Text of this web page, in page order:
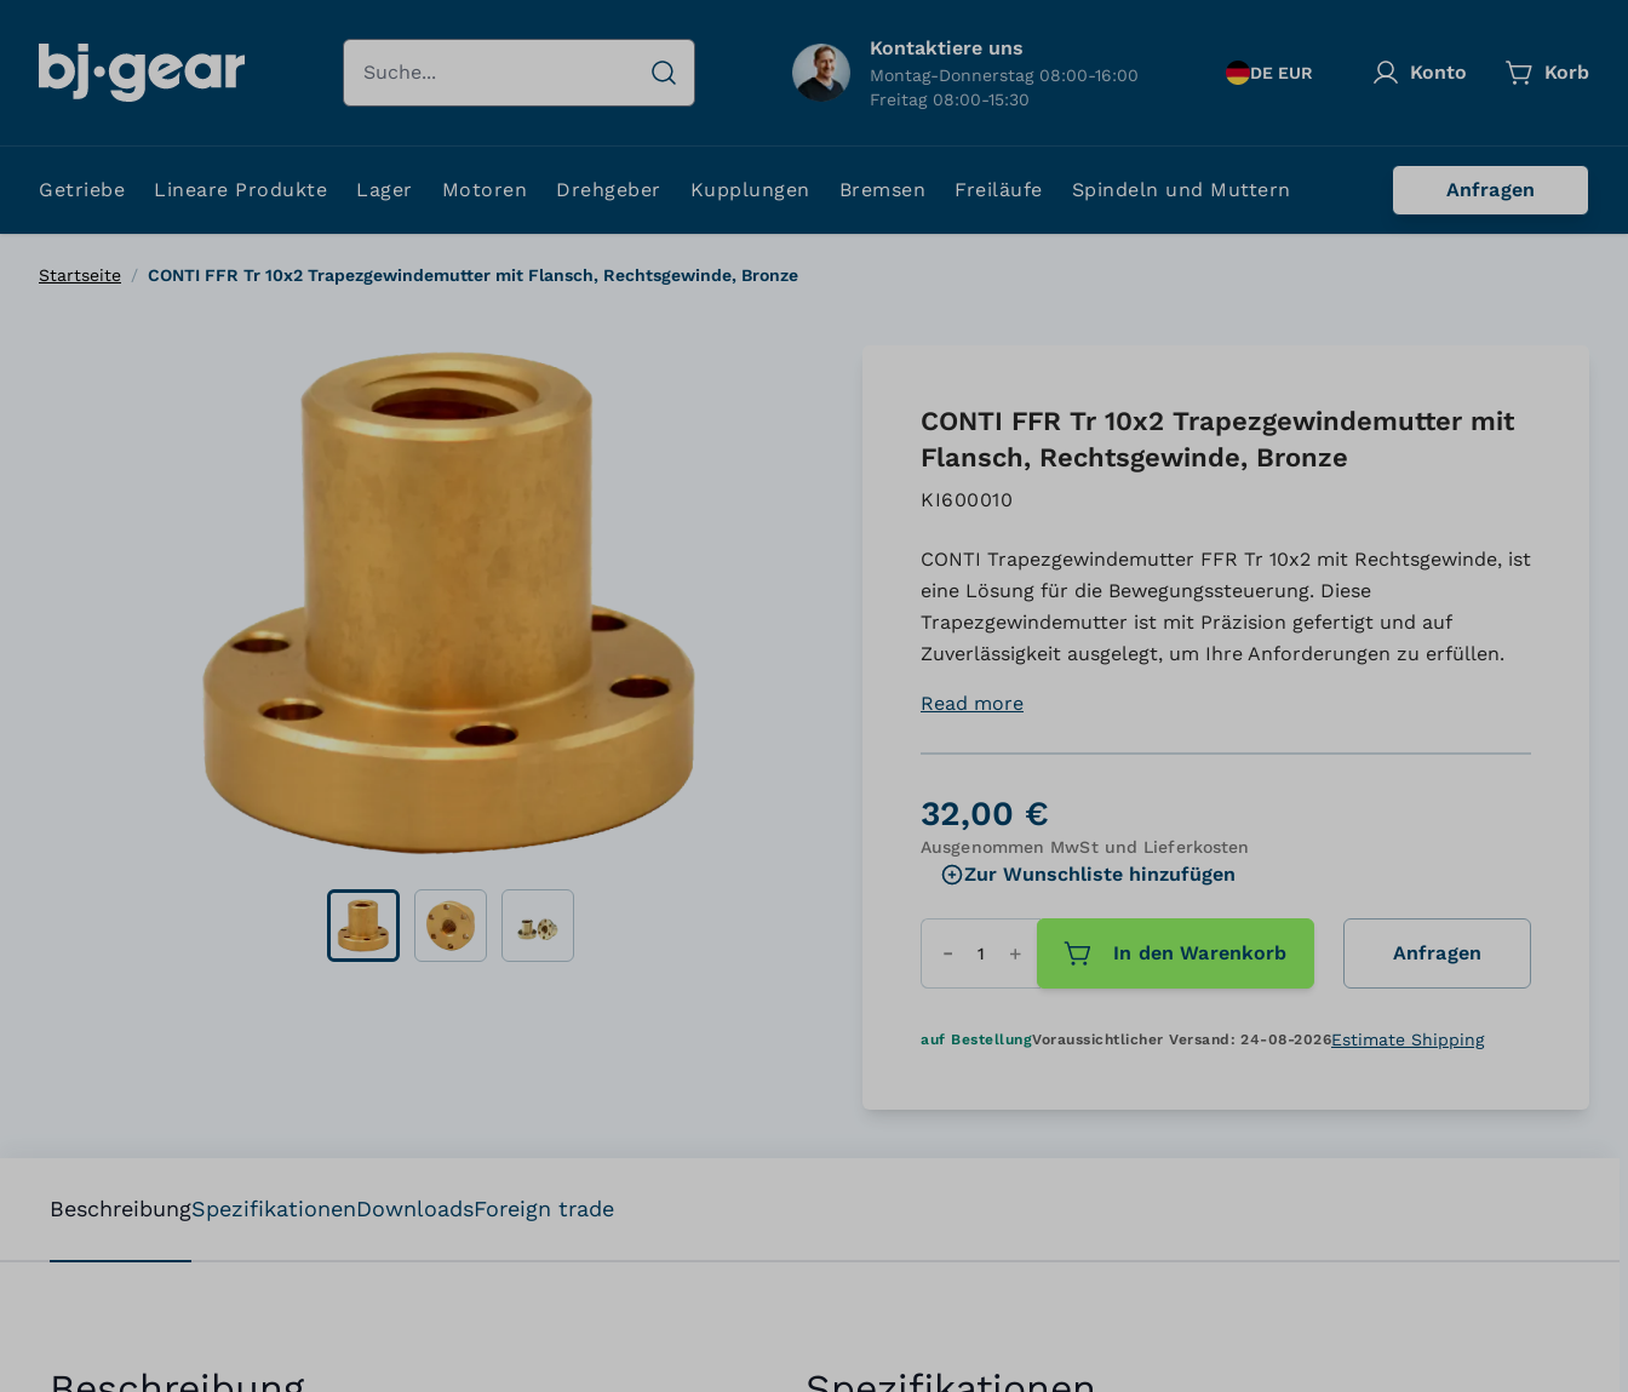
Suche Kontaktiere uns
Montag-Donnerstag 08:00-16:00
Freitag 08:00-15:30
DE EUR Konto Korb
Getriebe Lineare Produkte Lager Motoren Drehgeber Kupplungen Bremsen Freiläufe Spindeln und Muttern Anfragen
Startseite / CONTI FFR Tr 10x2 Trapezgewindemutter mit Flansch, Rechtsgewinde, Bronze
CONTI FFR Tr 10x2 Trapezgewindemutter mit
Flansch, Rechtsgewinde, Bronze
KI600010
CONTI Trapezgewindemutter FFR Tr 10x2 mit Rechtsgewinde, ist
eine Lösung für die Bewegungssteuerung. Diese
Trapezgewindemutter ist mit Präzision gefertigt und auf
Zuverlässigkeit ausgelegt, um Ihre Anforderungen zu erfüllen.
Read more
32,00 €
Ausgenommen MwSt und Lieferkosten
Zur Wunschliste hinzufügen
Menge In den Warenkorb Anfragen
auf BestellungVoraussichtlicher Versand: 24-08-2026Estimate Shipping
BeschreibungSpezifikationenDownloadsForeign trade